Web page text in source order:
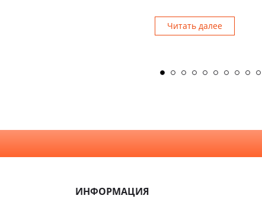
Читать далее
ИНФОРМАЦИЯ